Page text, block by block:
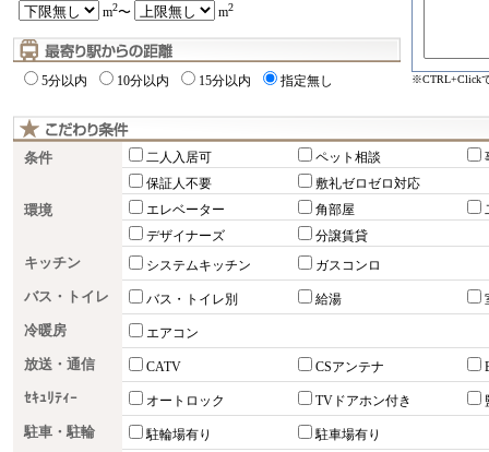
m2〜 m2
5分以内 10分以内 15分以内 指定無し ※CTRL+Click
条件 二人入居可 ペット相談
保証人不要
敷礼ゼロゼロ対応
環境 エレベーター 角部屋
デザイナーズ
分譲賃貸
キッチン システムキッチン ガスコンロ
バス・トイレ バス・トイレ別 給湯
冷暖房 エアコン
放送・通信 CATV CSアンテナ
ｾｷｭﾘﾃｨｰ オートロック TVドアホン付き
駐車・駐輪 駐輪場有り 駐車場有り